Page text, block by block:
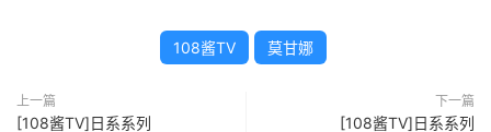
108酱TV 莫甘娜
上一篇
[108酱TV]日系系列
下一篇
[108酱TV]日系系列